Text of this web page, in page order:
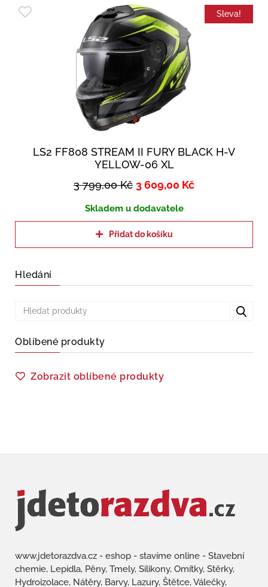
Sleva!
LS2 FF808 STREAM II FURY BLACK H-V
YELLOW-06 XL
3 799,00Kč 3 609,00 Kč
Skladem u dodavatele
Přidat do košíku
Hledání
Oblíbené produkty
Zobrazit oblíbené produkty
www.jdetorazdva.cz - eshop - stavíme online - Stavební
chemie, Lepidla, Pěny, Tmely, Silikony, Omítky, Stěrky,
Hydroizolace, Nátěry, Barvy, Lazury, Štětce, Válečky,